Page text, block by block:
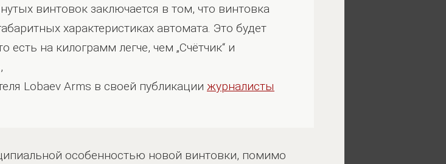
винтовок заключается в том, что винтовка
характеристиках автомата. Это будет
на килограмм легче, чем „Счётчик“ и
Lobaev Arms в своей публикации журналисты
особенностью новой винтовки, помимо